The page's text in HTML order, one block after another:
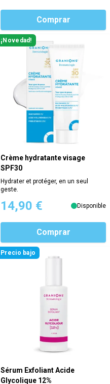
Comprar
¡Novedad!
Crème hydratante visage
SPF30
Hydrater et protéger, en un seul
geste.
14,90 € Disponible
Comprar
Precio bajo
Sérum Exfoliant Acide
Glycolique 12%